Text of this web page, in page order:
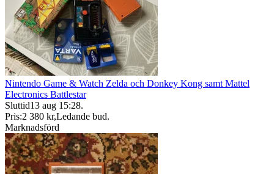
Nintendo Game & Watch Zelda och Donkey Kong samt Mattel
Electronics Battlestar
Sluttid13 aug 15:28.
Pris:2 380 kr,Ledande bud.
Marknadsförd